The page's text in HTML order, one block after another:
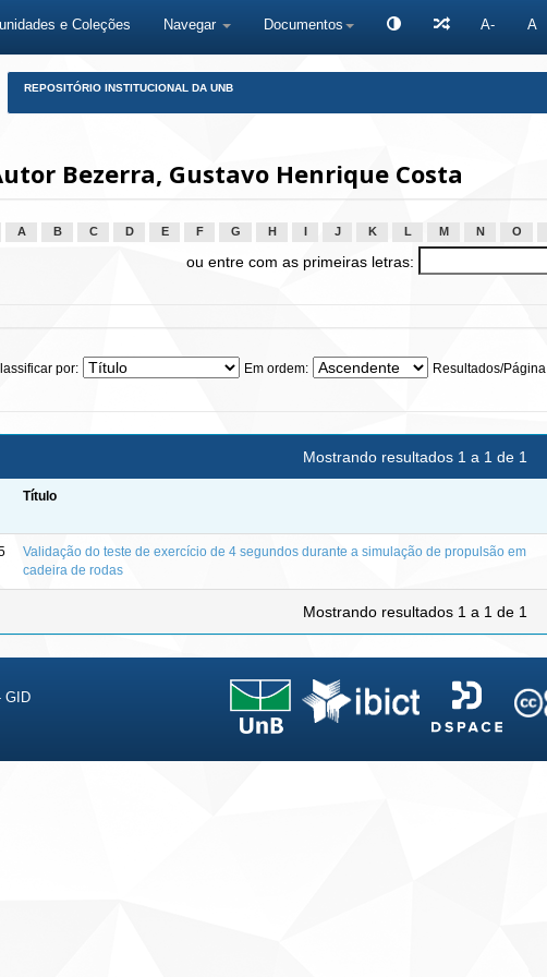
e Coleções Navegar Documentos A- A
REPOSITÓRIO INSTITUCIONAL DA UNB
Bezerra, Gustavo Henrique Costa
A B C D E F G H J K L M N O
ou entre com as primeiras letras:
por: Em ordem: Resultados/Página
Mostrando resultados 1 a 1 de 1
Título
Validação do teste de exercício de 4 segundos durante a simulação de propulsão em
cadeira de rodas
Mostrando resultados 1 a 1 de 1
GID